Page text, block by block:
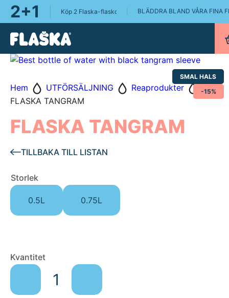
2+1 Köp 2 Flaska-flaskor, få en Flaska Pure 0.75L på köpet!
BLÄDDRA BLAND VÅRA FINA
SMAL HALS
-15%
Hem UTFÖRSÄLJNING
Reaprodukter
FLASKA TANGRAM
FLASKA TANGRAM
TILLBAKA TILL LISTAN
Storlek
0.5L 0.75L
Kvantitet
FLASKA
TANGRAM